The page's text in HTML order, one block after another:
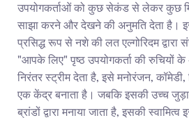
उपयोगकर्ताओं को कुछ सेकंड से लेकर कुछ
साझा करने और देखने की अनुमति देता है।
प्रसिद्ध रूप से नशे की लत एल्गोरिदम द्वारा
"आपके लिए" पृष्ठ उपयोगकर्ता की रुचियों
निरंतर स्ट्रीम देता है, इसे मनोरंजन, कॉमेडी,
एक केंद्र बनाता है। जबकि इसकी उच्च
ब्रांडों द्वारा मनाया जाता है, इसकी स्वामित्व